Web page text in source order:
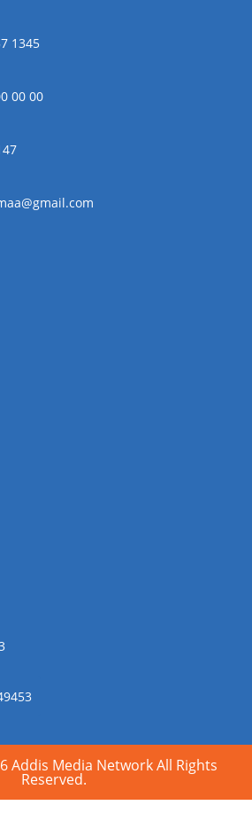
1345
00 00
Addis Media Network All Rights
Reserved.